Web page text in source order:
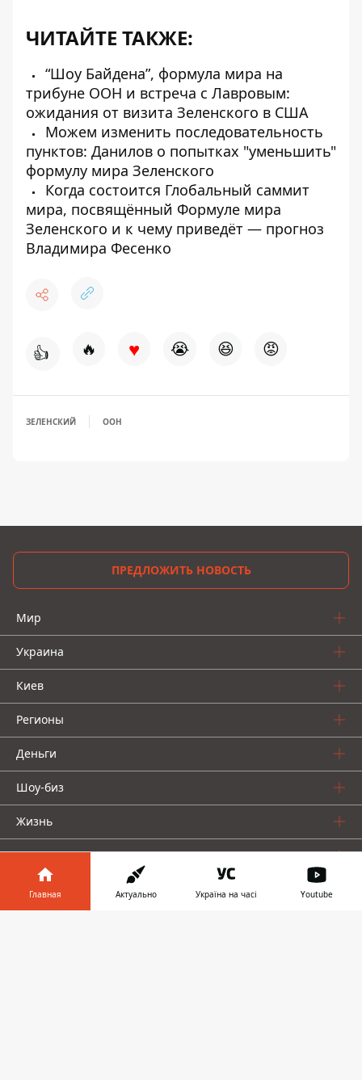
ЧИТАЙТЕ ТАКЖЕ:
“Шоу Байдена”, формула мира на
трибуне ООН и встреча с Лавровым:
ожидания от визита Зеленского в США
Можем изменить последовательность
пунктов: Данилов о попытках "уменьшить"
формулу мира Зеленского
Когда состоится Глобальный саммит
мира, посвящённый Формуле мира
Зеленского и к чему приведёт — прогноз
Владимира Фесенко
👍 🔥 ♥ 😭 😆 😡
ЗЕЛЕНСКИЙ ООН
ПРЕДЛОЖИТЬ НОВОСТЬ
Мир
Украина
Киев
Регионы
Деньги
Шоу-биз
Жизнь
О нас
Главная Актуально Україна на часі Youtube